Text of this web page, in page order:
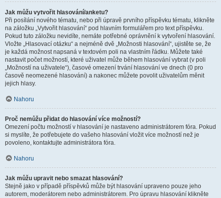
Jak můžu vytvořit hlasování/anketu?
Při posílání nového tématu, nebo při úpravě prvního příspěvku tématu, klikněte
na záložku „Vytvořit hlasování“ pod hlavním formulářem pro text příspěvku.
Pokud tuto záložku nevidíte, nemáte potřebné oprávnění k vytvoření hlasování.
Vložte „Hlasovací otázku“ a nejméně dvě „Možnosti hlasování“, ujistěte se, že
je každá možnost napsaná v textovém poli na vlastním řádku. Můžete také
nastavit počet možností, které uživatel může během hlasování vybrat (v poli
„Možností na uživatele“), časové omezení trvání hlasování ve dnech (0 pro
časově neomezené hlasování) a nakonec můžete povolit uživatelům měnit
jejich hlasy.
Nahoru
Proč nemůžu přidat do hlasování více možností?
Omezení počtu možností v hlasování je nastaveno administrátorem fóra. Pokud
si myslíte, že potřebujete do vašeho hlasování vložit více možností než je
povoleno, kontaktujte administrátora fóra.
Nahoru
Jak můžu upravit nebo smazat hlasování?
Stejně jako v případě příspěvků může být hlasování upraveno pouze jeho
autorem, moderátorem nebo administrátorem. Pro úpravu hlasování klikněte